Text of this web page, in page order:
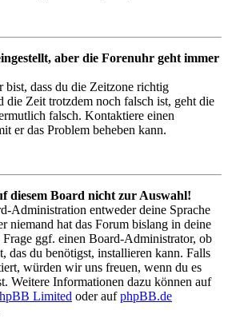
aber die Forenuhr geht immer
bist, dass du die Zeitzone richtig
die Zeit trotzdem noch falsch ist, geht die
falsch. Kontaktiere einen
er das Problem beheben kann.
diesem Board nicht zur Auswahl!
Administration entweder deine Sprache
niemand hat das Forum bislang in deine
Frage ggf. einen Board-Administrator, ob
das du benötigst, installieren kann. Falls
würden wir uns freuen, wenn du es
Weitere Informationen dazu können auf
Limited oder aufphpBB.de